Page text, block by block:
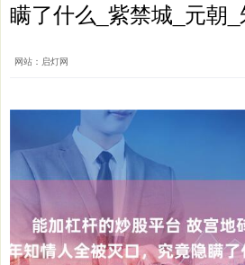
瞒了什么_紫禁城_元朝
网站：启灯网